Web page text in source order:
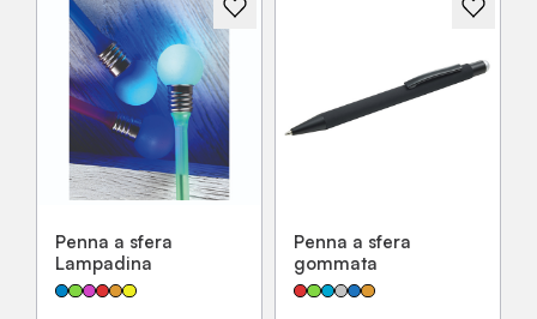
Penna a sfera
Lampadina
Penna a sfera
gommata